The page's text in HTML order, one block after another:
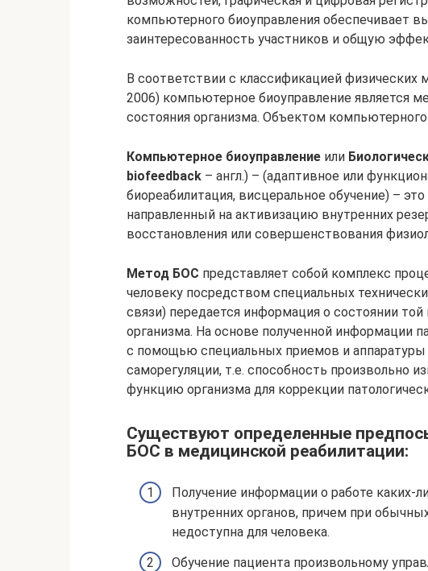
компьютерного биоуправления обеспечивает
заинтересованность участников и общую
В соответствии с классификацией физических
2006) компьютерное биоуправление является
состояния организма. Объектом компьютерного
Компьютерное биоуправление или
biofeedback – англ.) – (адаптивное или
биореабилитация, висцеральное обучение) –
направленный на активизацию внутренних
восстановления или совершенствования
Метод БОС представляет собой комплекс
человеку посредством специальных
связи) передается информация о состоянии
организма. На основе полученной информации
с помощью специальных приемов и
саморегуляции, т.е. способность произвольно
функцию организма для коррекции
Существуют определенные
БОС в медицинской реабилитации:
Получение информации о работе каких-
внутренних органов, причем при
недоступна для человека.
Обучение пациента произвольному